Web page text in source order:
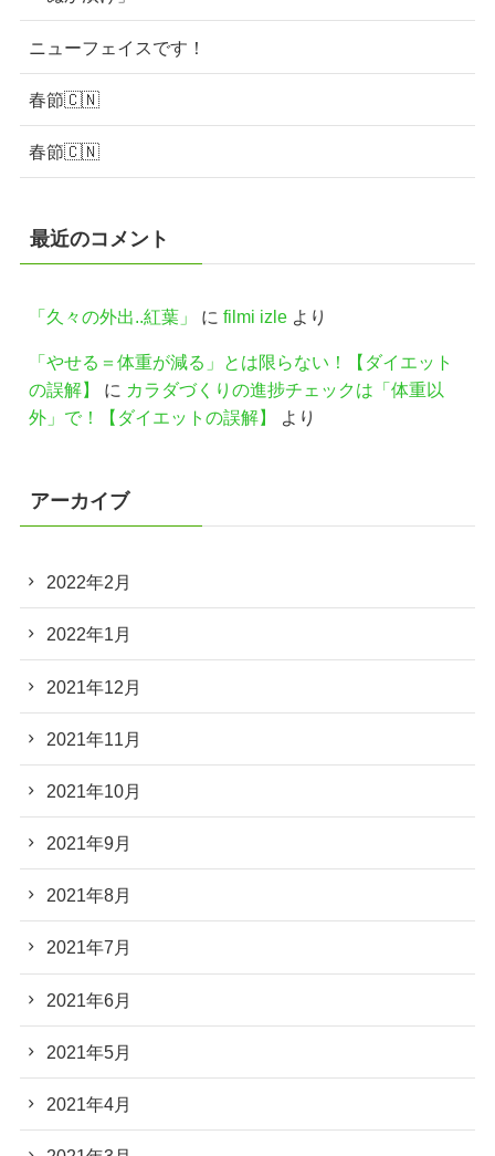
ニューフェイスです！
春節🇨🇳
春節🇨🇳
最近のコメント
「久々の外出..紅葉」 に filmi izleより
「やせる＝体重が減る」とは限らない！【ダイエット
の誤解】
に カラダづくりの進捗チェックは「体重以
外」で！【ダイエットの誤解】
より
アーカイブ
2022年2月
2022年1月
2021年12月
2021年11月
2021年10月
2021年9月
2021年8月
2021年7月
2021年6月
2021年5月
2021年4月